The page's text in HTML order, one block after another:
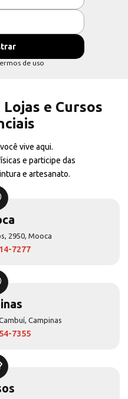
de uso
Lojas e Cursos
vive aqui.
e participe das
e artesanato.
2950, Mooca
7277
Campinas
7355